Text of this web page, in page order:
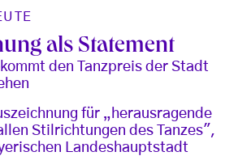
als Statement
den Tanzpreis der Stadt
für „herausragende
Stilrichtungen des Tanzes",
Landeshauptstadt